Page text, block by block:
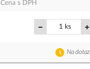
Cena s DPH
ks
Na dotaz